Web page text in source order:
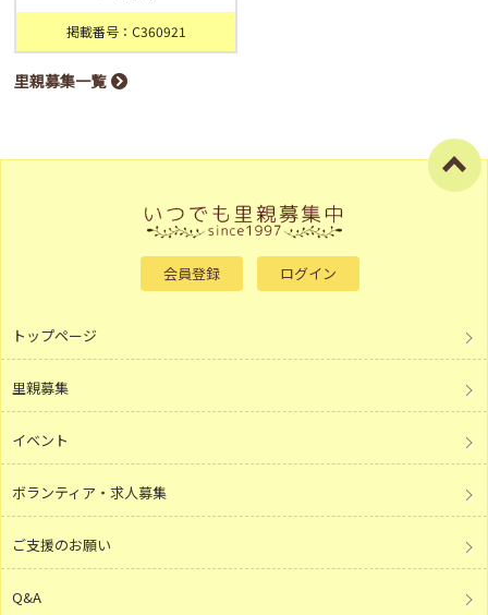
掲載番号：C360921
里親募集一覧
会員登録 ログイン
トップページ
里親募集
イベント
ボランティア・求人募集
ご支援のお願い
Q&A